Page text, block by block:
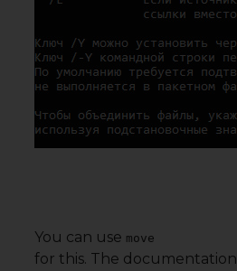
You can use move
for this. The documentation